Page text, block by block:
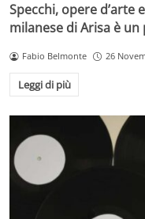
Specchi, opere d’arte
milanese di Arisa è
Fabio Belmonte 26
Leggi di più